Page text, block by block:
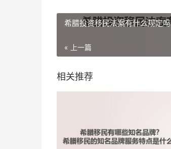
希腊投资移民法案有什么规定吗
« 上一篇
相关推荐